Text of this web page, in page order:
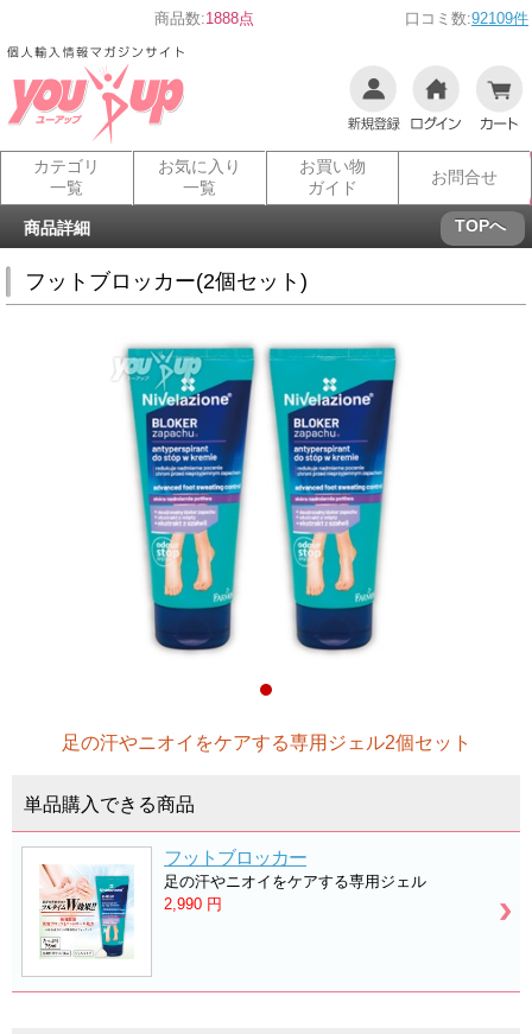
商品数:1888点 口コミ数:92109件
カテゴリ
一覧
お気に入り
一覧
お買い物
ガイド
お問合せ
商品詳細 TOPへ
フットブロッカー(2個セット)
足の汗やニオイをケアする専用ジェル2個セット
単品購入できる商品
フットブロッカー
足の汗やニオイをケアする専用ジェル
2,990 円